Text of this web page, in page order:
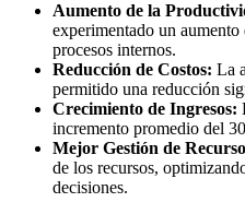
Aumento de la
experimentado un
procesos internos.
Reducción de Costos: La
permitido una reducción
Crecimiento de Ingresos:
incremento promedio del
Mejor Gestión de
de los recursos,
decisiones.